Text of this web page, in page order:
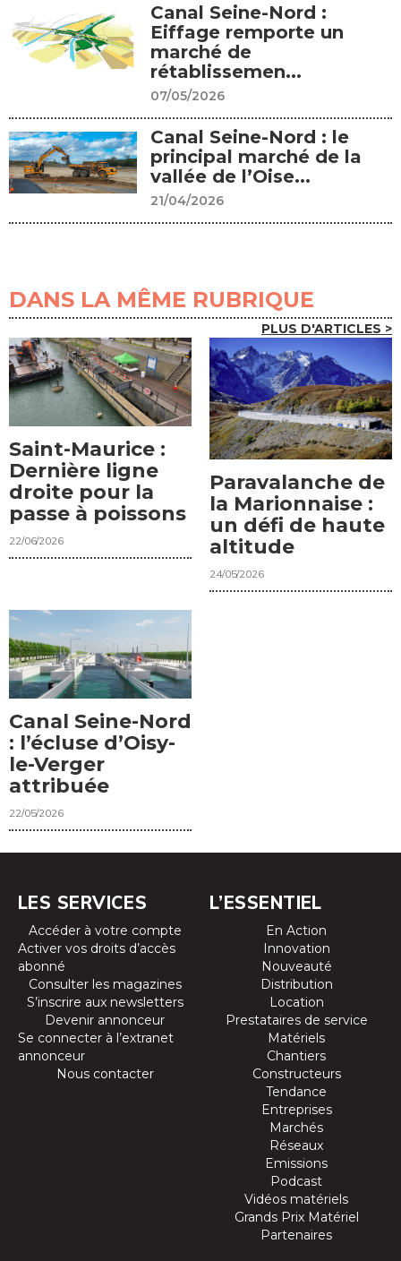
Canal Seine-Nord :
Eiffage remporte un
marché de
rétablissemen...
07/05/2026
Canal Seine-Nord : le
principal marché de la
vallée de l’Oise...
21/04/2026
DANS LA MÊME RUBRIQUE
PLUS D'ARTICLES >
Saint-Maurice :
Dernière ligne
droite pour la
passe à poissons
22/06/2026
Paravalanche de
la Marionnaise :
un défi de haute
altitude
24/05/2026
Canal Seine-Nord
: l’écluse d’Oisy-
le-Verger
attribuée
22/05/2026
LES SERVICES
Accéder à votre compte
Activer vos droits d’accès
abonné
Consulter les magazines
S’inscrire aux newsletters
Devenir annonceur
Se connecter à l’extranet
annonceur
Nous contacter
L’ESSENTIEL
En Action
Innovation
Nouveauté
Distribution
Location
Prestataires de service
Matériels
Chantiers
Constructeurs
Tendance
Entreprises
Marchés
Réseaux
Emissions
Podcast
Vidéos matériels
Grands Prix Matériel
Partenaires